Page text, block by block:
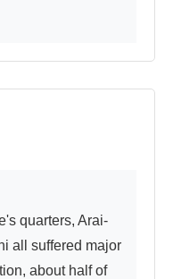
all suffered major
about half of